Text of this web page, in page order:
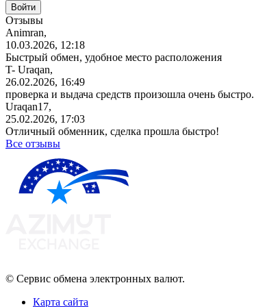
Отзывы
Animran,
10.03.2026, 12:18
Быстрый обмен, удобное место расположения
T- Uraqan,
26.02.2026, 16:49
проверка и выдача средств произошла очень быстро.
Uraqan17,
25.02.2026, 17:03
Отличный обменник, сделка прошла быстро!
Все отзывы
© Сервис обмена электронных валют.
Карта сайта